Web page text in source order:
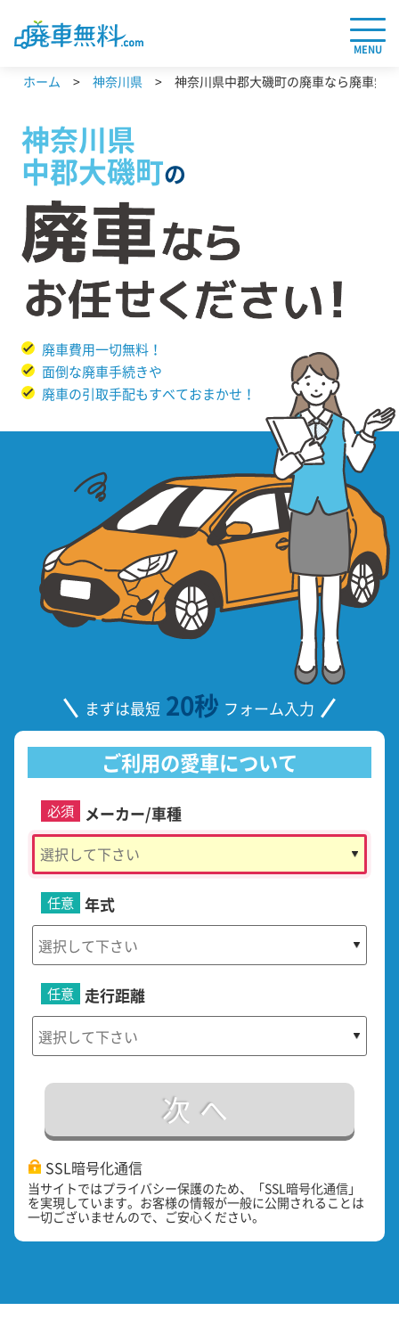
MENU
ホーム 神奈川県 神奈川県中郡大磯町の廃車なら廃車無
神奈川県
中郡大磯町の
廃車費用一切無料！
面倒な廃車手続きや
廃車の引取手配もすべておまかせ！
まずは最短 20秒 フォーム入力
ご利用の愛車について
メーカー/車種
必須
年式
任意
走行距離
任意
次へ
SSL暗号化通信
当サイトではプライバシー保護のため、「SSL暗号化通信」
を実現しています。お客様の情報が一般に公開されることは
一切ございませんので、ご安心ください。